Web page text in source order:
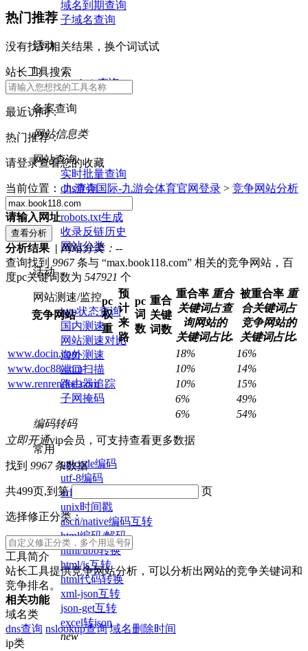
域名到期查询
子域名查询
活动
ip
ip whois查询
备案查询
网站信息类
网站查询
实时批量查询
dns查询
nslookup查询
robots.txt生成
收录反链历史
网站分类
活动
网站测速/监控
http状态查询
国内测速
网站测速对比
海外测速
端口扫描
路由器追踪
子网掩码
编码转码
常用
unicode编码
utf-8编码
url编码/解码
unix时间戳
ascii/native编码互转
html编码/解码
html/ubb转换
html/js互转
html代码转换
xml-json互转
json-get互转
excel转json
new
热门推荐
没有找到相关结果，换个词试试
站长工具搜索
最近访问：
热门推荐：
请登录查看您的收藏
当前位置：九游会国际-九游会体育官网登录 > 竞争网站分析
请输入网址
分析结果 | 网站分类： --
查询找到 9967条与 “max.book118.com” 相关的竞争网站，百
度pc关键词数为 547921 个
竞争网站
pc
权
重
预
计
来
路
pc
词
数
重合
关键
词数
重合率 重合
关键词占查
询网站的
关键词占比.
被重合率 重
合关键词占
竞争网站的
关键词占比.
www.docin.com
18%
16%
www.doc88.com
10%
14%
www.renrendoc.com
10%
15%
6%
49%
6%
54%
立即开通vip会员，可支持查看更多数据
找到 9967条数据
共499页,到第 页
选择修正分类：
工具简介
站长工具提供竞争网站分析，可以分析出网站的竞争关键词和
竞争排名。
相关功能
域名类
dns查询 nslookup查询 域名删除时间
ip类